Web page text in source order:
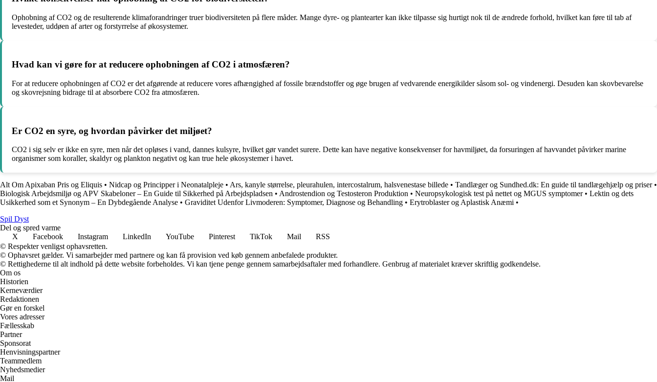
Ophobning af CO2 og de resulterende klimaforandringer truer biodiversiteten på flere måder. Mange dyre- og plantearter kan ikke tilpasse sig hurtigt nok til de ændrede forhold, hvilket kan føre til tab af
levesteder, uddøen af arter og forstyrrelse af økosystemer.
Hvad kan vi gøre for at reducere ophobningen af CO2 i atmosfæren?
For at reducere ophobningen af CO2 er det afgørende at reducere vores afhængighed af fossile brændstoffer og øge brugen af vedvarende energikilder såsom sol- og vindenergi. Desuden kan skovbevarelse
og skovrejsning bidrage til at absorbere CO2 fra atmosfæren.
Er CO2 en syre, og hvordan påvirker det miljøet?
CO2 i sig selv er ikke en syre, men når det opløses i vand, dannes kulsyre, hvilket gør vandet surere. Dette kan have negative konsekvenser for havmiljøet, da forsuringen af havvandet påvirker marine
organismer som koraller, skaldyr og plankton negativt og kan true hele økosystemer i havet.
Alt Om Apixaban Pris og Eliquis • Nidcap og Principper i Neonatalpleje • Ars, kanyle størrelse, pleurahulen, intercostalrum, halsvenestase billede • Tandlæger og Sundhed.dk: En guide til tandlægehjælp og priser•
Biologisk Arbejdsmiljø og APV Skabeloner – En Guide til Sikkerhed på Arbejdspladsen • Androstendion og Testosteron Produktion • Neuropsykologisk test på nettet og MGUS symptomer• Lektin og dets
Usikkerhed som et Synonym – En Dybdegående Analyse • Graviditet Udenfor Livmoderen: Symptomer, Diagnose og Behandling • Erytroblaster og Aplastisk Anæmi •
Spil Dyst
Del og spred varme
X
Facebook Instagram LinkedIn YouTube Pinterest TikTok Mail
RSS
© Respekter venligst ophavsretten.
© Ophavsret gælder. Vi samarbejder med partnere og kan få provision ved køb gennem anbefalede produkter.
© Rettighederne til alt indhold på dette website forbeholdes. Vi kan tjene penge gennem samarbejdsaftaler med forhandlere. Genbrug af materialet kræver skriftlig godkendelse.
Om os
Historien
Kerneværdier
Redaktionen
Gør en forskel
Vores adresser
Fællesskab
Partner
Sponsorat
Henvisningspartner
Teammedlem
Nyhedsmedier
Mail